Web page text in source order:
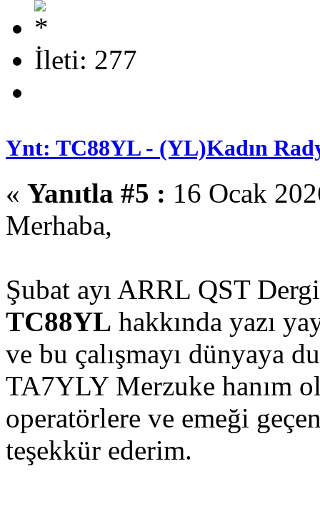
İleti: 277
Ynt: TC88YL - (YL)Kadın
« Yanıtla #5 : 16 Ocak
Merhaba,
Şubat ayı ARRL QST
TC88YL hakkında yazı
ve bu çalışmayı dünyaya
TA7YLY Merzuke hanım
operatörlere ve emeği
teşekkür ederim.